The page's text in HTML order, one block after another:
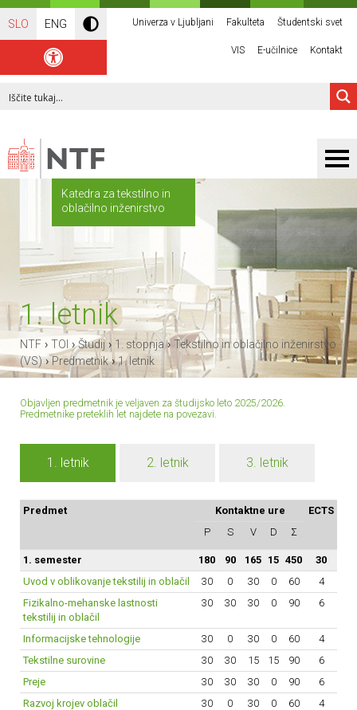
SLO ENG Univerza v Ljubljani Fakulteta Študentski svet
VIS E-učilnice Kontakt
Katedra za tekstilno in
oblačilno inženirstvo
1. letnik
NTF › TOI ›Študij › 1. stopnja› Tekstilno in oblačilno inženirstvo
(VS)›Predmetnik›1. letnik
Objavljen predmetnik je veljaven za študijsko leto 2025/2026.
Predmetnike preteklih let najdete na povezavi.
1. letnik 2. letnik 3. letnik
Predmet Kontaktne ure
ECTS
P
S V D Σ
1. semester 180 90 165 15 450
30
Uvod v oblikovanje tekstilij in oblačil
30 0 30 0 60
4
Fizikalno-mehanske lastnosti
tekstilij in oblačil
30 30 30 0 90 6
Informacijske tehnologije 30 0 30 0 60
4
Tekstilne surovine
30 30 15 15 90
6
Preje
30 30 30 0 90
6
Razvoj krojev oblačil
30 0 30 0 60
4